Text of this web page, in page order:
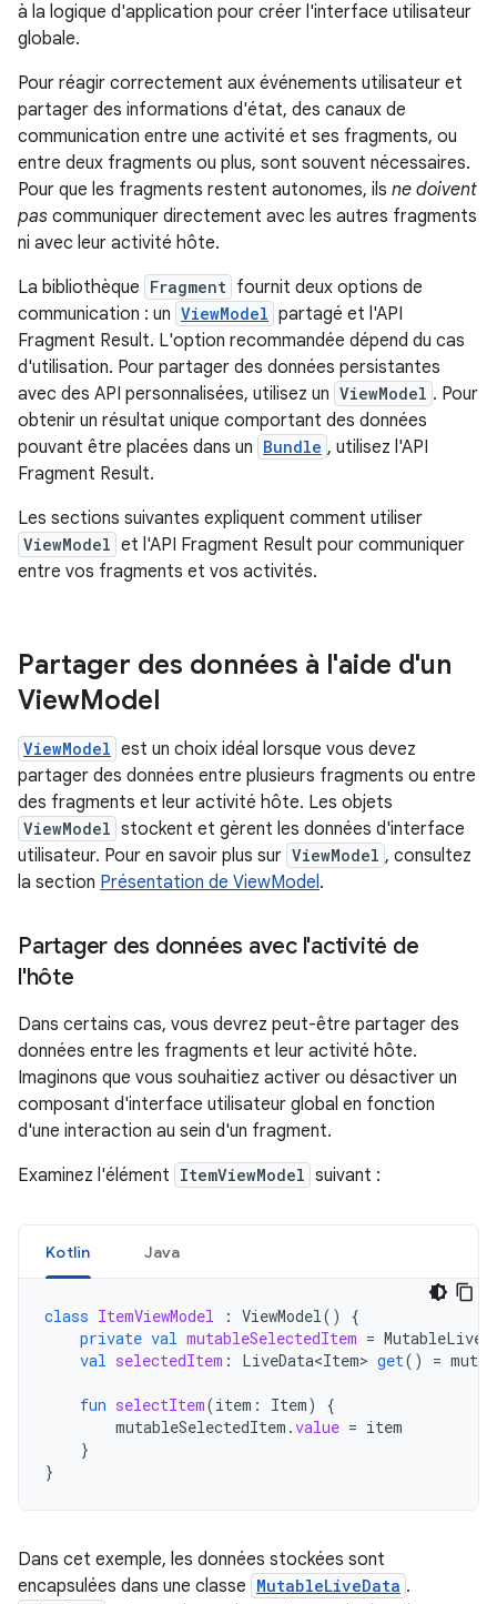
à la logique d'application pour créer l'interface utilisateur
globale.
Pour réagir correctement aux événements utilisateur et
partager des informations d'état, des canaux de
communication entre une activité et ses fragments, ou
entre deux fragments ou plus, sont souvent nécessaires.
Pour que les fragments restent autonomes, ils ne doivent
pas communiquer directement avec les autres fragments
ni avec leur activité hôte.
La bibliothèque Fragment fournit deux options de
communication : un ViewModel partagé et l'API
Fragment Result. L'option recommandée dépend du cas
d'utilisation. Pour partager des données persistantes
avec des API personnalisées, utilisez un ViewModel . Pour
obtenir un résultat unique comportant des données
pouvant être placées dans un Bundle , utilisez l'API
Fragment Result.
Les sections suivantes expliquent comment utiliser
ViewModel et l'API Fragment Result pour communiquer
entre vos fragments et vos activités.
Partager des données à l'aide d'un
ViewModel
ViewModel est un choix idéal lorsque vous devez
partager des données entre plusieurs fragments ou entre
des fragments et leur activité hôte. Les objets
ViewModel stockent et gèrent les données d'interface
utilisateur. Pour en savoir plus sur ViewModel , consultez
la section Présentation de ViewModel.
Partager des données avec l'activité de
l'hôte
Dans certains cas, vous devrez peut-être partager des
données entre les fragments et leur activité hôte.
Imaginons que vous souhaitiez activer ou désactiver un
composant d'interface utilisateur global en fonction
d'une interaction au sein d'un fragment.
Examinez l'élément ItemViewModel suivant :
Kotlin Java
class ItemViewModel : ViewModel()
{
private val mutableSelectedItem =
val selectedItem : LiveData<Item> get() =
fun selectItem(item : Item)
{
mutableSelectedItem .value = item
}
}
Dans cet exemple, les données stockées sont
encapsulées dans une classe MutableLiveData .